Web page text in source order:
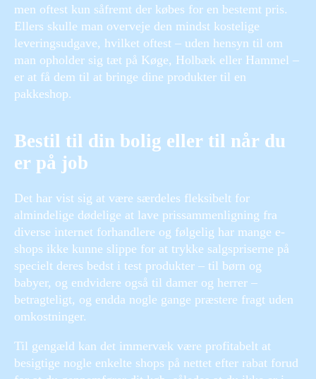
men oftest kun såfremt der købes for en bestemt pris.
Ellers skulle man overveje den mindst kostelige
leveringsudgave, hvilket oftest – uden hensyn til om
man opholder sig tæt på Køge, Holbæk eller Hammel –
er at få dem til at bringe dine produkter til en
pakkeshop.
Bestil til din bolig eller til når du
er på job
Det har vist sig at være særdeles fleksibelt for
almindelige dødelige at lave prissammenligning fra
diverse internet forhandlere og følgelig har mange e-
shops ikke kunne slippe for at trykke salgspriserne på
specielt deres bedst i test produkter – til børn og
babyer, og endvidere også til damer og herrer –
betragteligt, og endda nogle gange præstere fragt uden
omkostninger.
Til gengæld kan det immervæk være profitabelt at
besigtige nogle enkelte shops på nettet efter rabat forud